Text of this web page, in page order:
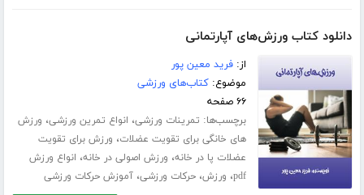
دانلود کتاب ورزش‌های آپارتمانی
از:فرید معین پور
موضوع:کتاب‌های ورزشی
۶۶ صفحه
برچسب‌ها: تمرینات ورزشی، انواع تمرین ورزشی، ورزش
های خانگی برای تقویت عضلات، ورزش برای تقویت
عضلات پا در خانه، ورزش اصولی در خانه، انواع ورزش
pdf، ورزش،حرکات ورزشی،آموزش حرکات ورزشی